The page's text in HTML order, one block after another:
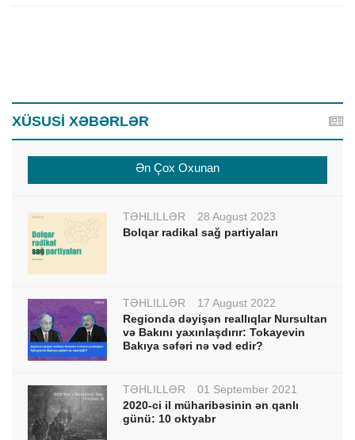
XÜSUSİ XƏBƏRLƏR
Ən Çox Oxunan
TƏHLİLLƏR
28 August 2023
Bolqar radikal sağ partiyaları
TƏHLİLLƏR
17 August 2022
Regionda dəyişən reallıqlar Nursultan
və Bakını yaxınlaşdırır: Tokayevin
Bakıya səfəri nə vəd edir?
TƏHLİLLƏR
01 September 2021
2020-ci il müharibəsinin ən qanlı
günü: 10 oktyabr